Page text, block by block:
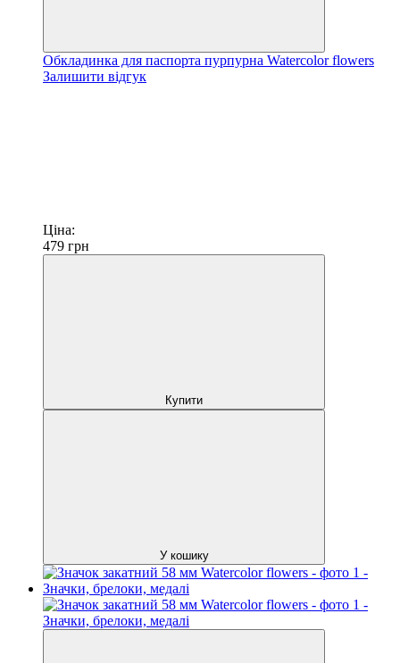
Обкладинка для паспорта пурпурна Watercolor flowers
Залишити відгук
Ціна:
479 грн
Купити
У кошику